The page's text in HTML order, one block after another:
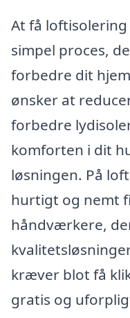
At få
simpel proces,
forbedre dit
ønsker at
forbedre
komforten i dit
løsningen. På
hurtigt og nemt
håndværkere,
kræver blot få
gratis og